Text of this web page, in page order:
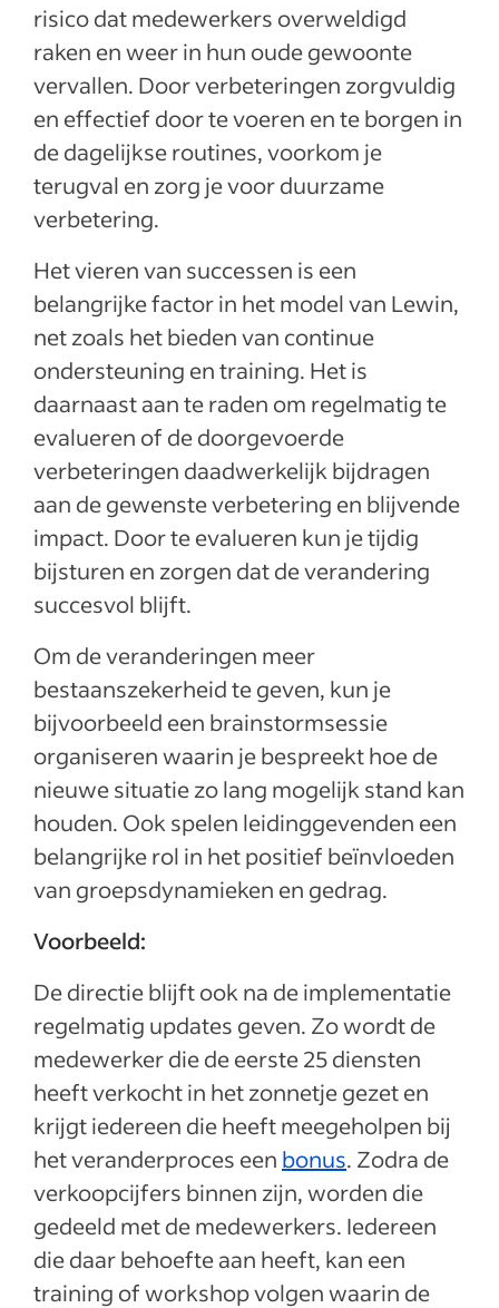
risico dat medewerkers overweldigd
raken en weer in hun oude gewoonte
vervallen. Door verbeteringen zorgvuldig
en effectief door te voeren en te borgen in
de dagelijkse routines, voorkom je
terugval en zorg je voor duurzame
verbetering.
Het vieren van successen is een
belangrijke factor in het model van Lewin,
net zoals het bieden van continue
ondersteuning en training. Het is
daarnaast aan te raden om regelmatig te
evalueren of de doorgevoerde
verbeteringen daadwerkelijk bijdragen
aan de gewenste verbetering en blijvende
impact. Door te evalueren kun je tijdig
bijsturen en zorgen dat de verandering
succesvol blijft.
Om de veranderingen meer
bestaanszekerheid te geven, kun je
bijvoorbeeld een brainstormsessie
organiseren waarin je bespreekt hoe de
nieuwe situatie zo lang mogelijk stand kan
houden. Ook spelen leidinggevenden een
belangrijke rol in het positief beïnvloeden
van groepsdynamieken en gedrag.
Voorbeeld:
De directie blijft ook na de implementatie
regelmatig updates geven. Zo wordt de
medewerker die de eerste 25 diensten
heeft verkocht in het zonnetje gezet en
krijgt iedereen die heeft meegeholpen bij
het veranderproces een bonus. Zodra de
verkoopcijfers binnen zijn, worden die
gedeeld met de medewerkers. Iedereen
die daar behoefte aan heeft, kan een
training of workshop volgen waarin de